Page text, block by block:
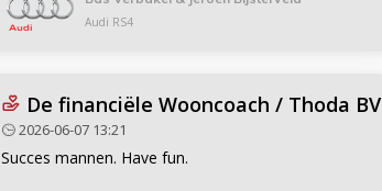
Audi RS4
De financiële Wooncoach / Thoda BV
2026-06-07 13:21
Succes mannen. Have fun.